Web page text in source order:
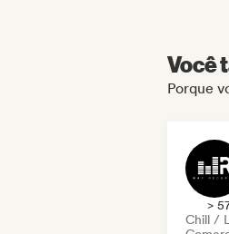
Você
Porque
>
Chill /